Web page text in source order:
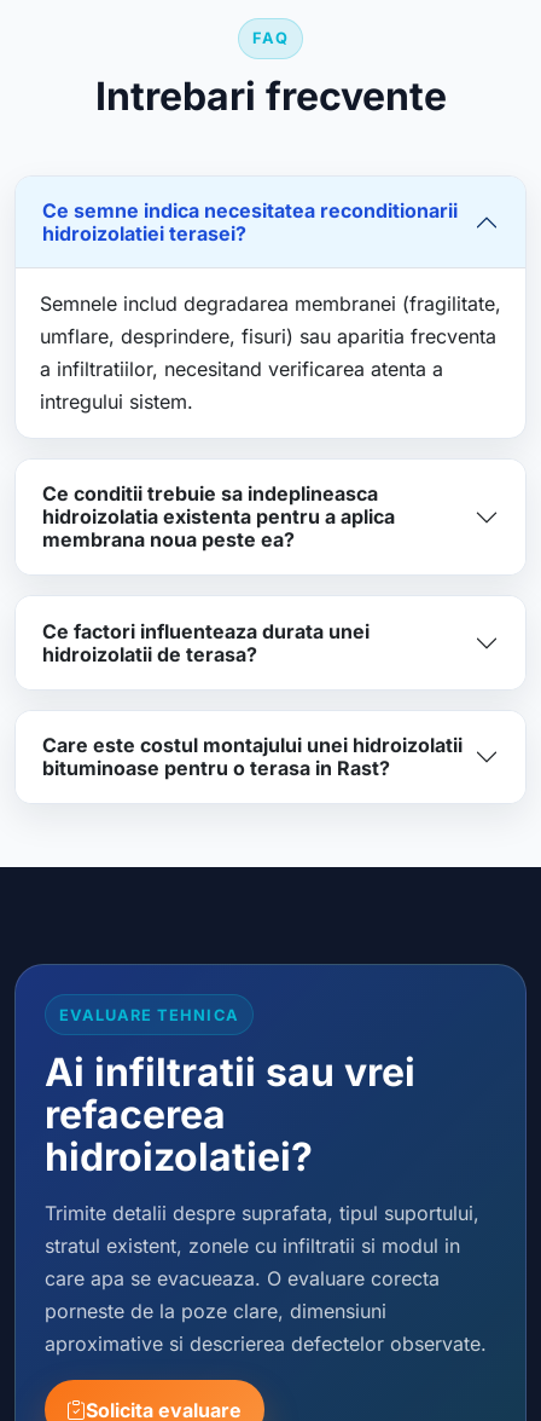
FAQ
Intrebari frecvente
Ce semne indica necesitatea reconditionarii
hidroizolatiei terasei?
Semnele includ degradarea membranei (fragilitate,
umflare, desprindere, fisuri) sau aparitia frecventa
a infiltratiilor, necesitand verificarea atenta a
intregului sistem.
Ce conditii trebuie sa indeplineasca
hidroizolatia existenta pentru a aplica
membrana noua peste ea?
Ce factori influenteaza durata unei
hidroizolatii de terasa?
Care este costul montajului unei hidroizolatii
bituminoase pentru o terasa in Rast?
EVALUARE TEHNICA
Ai infiltratii sau vrei
refacerea
hidroizolatiei?
Trimite detalii despre suprafata, tipul suportului,
stratul existent, zonele cu infiltratii si modul in
care apa se evacueaza. O evaluare corecta
porneste de la poze clare, dimensiuni
aproximative si descrierea defectelor observate.
Solicita evaluare